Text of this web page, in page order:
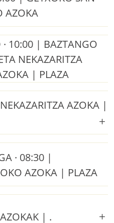
AZOKA
· 10:00 | BAZTANGO
NEKAZARITZA
| PLAZA
AZOKA |
· 08:30 |
AZOKA | PLAZA
| .